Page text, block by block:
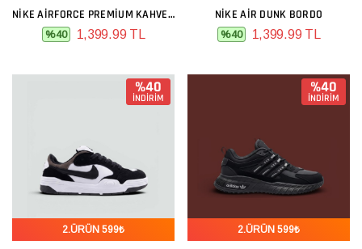
NIKE AIRFORCE PREMIUM KAHVE HARDAL
%40 1,399.99 TL
NIKE AIR DUNK BORDO
%40 1,399.99 TL
%40
İNDİRİM
2.ÜRÜN 599₺
%40
İNDİRİM
2.ÜRÜN 599₺